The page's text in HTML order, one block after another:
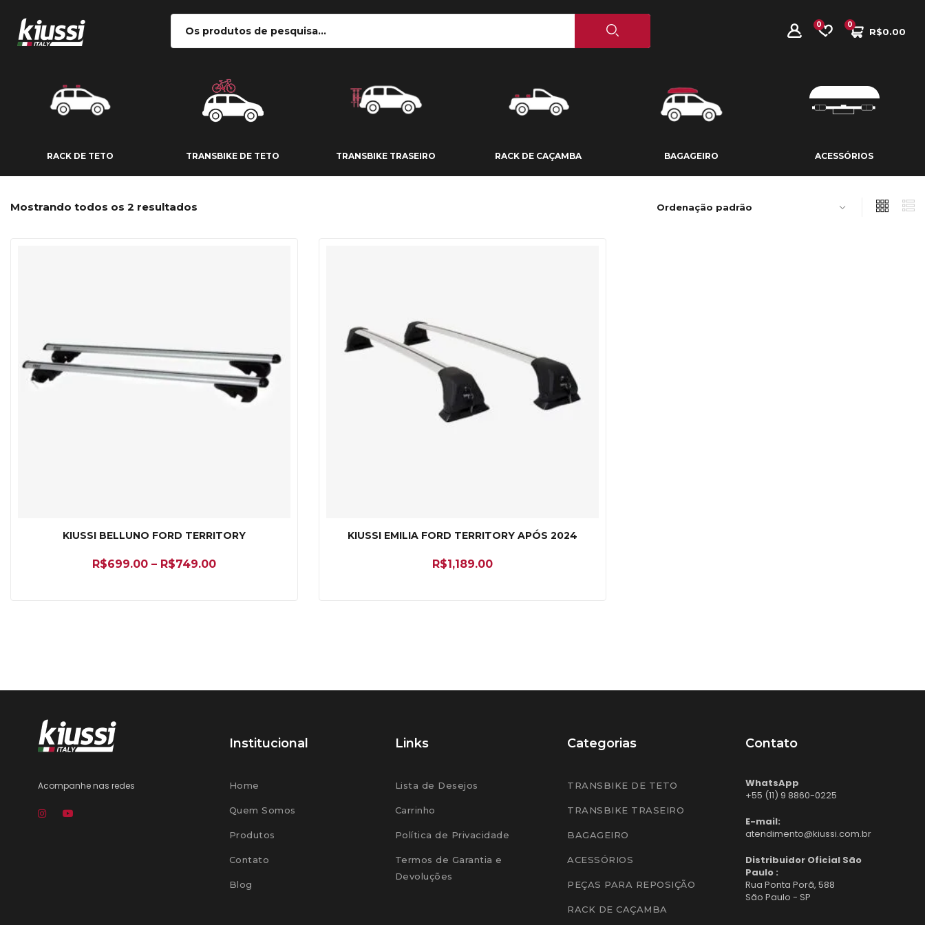
0
R$0.00
0
RACK DE TETO TRANSBIKE DE TETO TRANSBIKE TRASEIRO RACK DE CAÇAMBA BAGAGEIRO ACESSÓRIOS
TRANSBIKE DE TETO
Mostrando todos os 2 resultados
KIUSSI BELLUNO FORD TERRITORY
R$699.00 – R$749.00
KIUSSI EMILIA FORD TERRITORY APÓS 2024
R$1,189.00
Acompanhe nas redes
Institucional
Home
Quem Somos
Produtos
Contato
Blog
Links
Lista de Desejos
Carrinho
Política de Privacidade
Termos de Garantia e
Devoluções
Categorias
TRANSBIKE DE TETO
TRANSBIKE TRASEIRO
BAGAGEIRO
ACESSÓRIOS
PEÇAS PARA REPOSIÇÃO
RACK DE CAÇAMBA
Contato
WhatsApp
+55 (11) 9 8860-0225
E-mail:
atendimento@kiussi.com.br
Distribuidor Oficial São
Paulo :
Rua Ponta Porã, 588
São Paulo - SP